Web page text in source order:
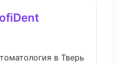
в Тверь